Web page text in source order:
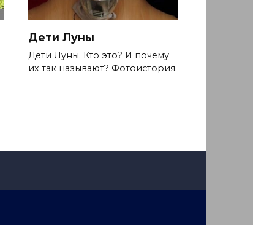
Дети Луны
Дети Луны. Кто это? И почему
их так называют? Фотоистория.